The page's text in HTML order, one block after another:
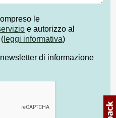
le
e autorizzo al
leggi informativa)
di informazione